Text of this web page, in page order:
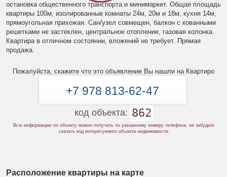
остановка общественного транспорта и минимаркет. Общая площадь
квартиры 100м, изолированные комнаты 24м, 20м и 18м, кухня 14м,
прямоугольная прихожая. Сан/узел совмещен, балкон с кованными
решетками не застеклен, центральное отопление, газовая колонка.
Квартира в отличном состоянии, вложений не требует. Прямая
продажа.
Пожалуйста, скажите что это объявление Вы нашли на Квартиро
+7 978 813-62-47
код объекта: 862
Всю информацию по объекту можно получить по указанному номеру телефона, не забудьте
сказать код интересуемого объекта недвижимости
Расположение квартиры на карте